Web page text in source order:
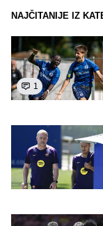
NAJČITANIJE IZ
1